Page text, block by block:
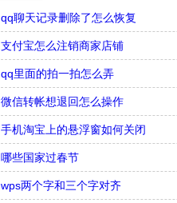
qq聊天记录删除了怎么恢复
支付宝怎么注销商家店铺
qq里面的拍一拍怎么弄
微信转帐想退回怎么操作
手机淘宝上的悬浮窗如何关闭
哪些国家过春节
wps两个字和三个字对齐